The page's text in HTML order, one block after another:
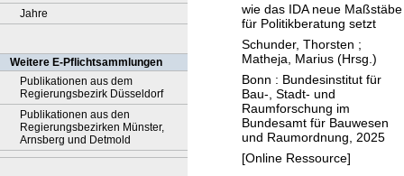
Jahre
Weitere E-Pflichtsammlungen
Publikationen aus dem
Regierungsbezirk Düsseldorf
Publikationen aus den
Regierungsbezirken Münster,
Arnsberg und Detmold
c
,
a
g
i
l
,
a
wie das IDA neue Maßstäbe
für Politikberatung setzt
Schunder, Thorsten ;
Matheja, Marius (Hrsg.)
Bonn : Bundesinstitut für
Bau-, Stadt- und
Raumforschung im
Bundesamt für Bauwesen
und Raumordnung, 2025
[Online Ressource]